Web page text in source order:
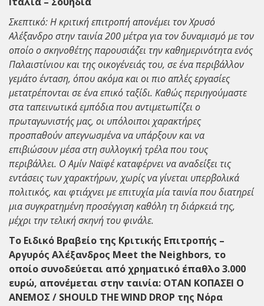
Σκεπτικό: Η κριτική επιτροπή απονέμει τον Χρυσό
Αλέξανδρο στην ταινία 200 μέτρα για τον δυναμισμό με τον
οποίο ο σκηνοθέτης παρουσιάζει την καθημερινότητα ενός
Παλαιστίνιου και της οικογένειάς του, σε ένα περιβάλλον
γεμάτο ένταση, όπου ακόμα και οι πιο απλές εργασίες
μετατρέπονται σε ένα επικό ταξίδι. Καθώς περιηγούμαστε
στα ταπεινωτικά εμπόδια που αντιμετωπίζει ο
πρωταγωνιστής μας, οι υπόλοιποι χαρακτήρες
προσπαθούν απεγνωσμένα να υπάρξουν και να
επιβιώσουν μέσα στη συλλογική τρέλα που τους
περιβάλλει. Ο Αμίν Ναϊφέ καταφέρνει να αναδείξει τις
εντάσεις των χαρακτήρων, χωρίς να γίνεται υπερβολικά
πολιτικός, και φτιάχνει με επιτυχία μία ταινία που διατηρεί
μια συγκρατημένη προσέγγιση καθόλη τη διάρκειά της,
μέχρι την τελική σκηνή του φινάλε.
Το Ειδικό Βραβείο της Κριτικής Επιτροπής –
Αργυρός Αλέξανδρος Meet the Neighbors, το
οποίο συνοδεύεται από χρηματικό έπαθλο 3.000
ευρώ, απονέμεται στην ταινία: ΟΤΑΝ ΚΟΠΑΣΕΙ Ο
ΑΝΕΜΟΣ / SHOULD THE WIND DROP της Νόρα